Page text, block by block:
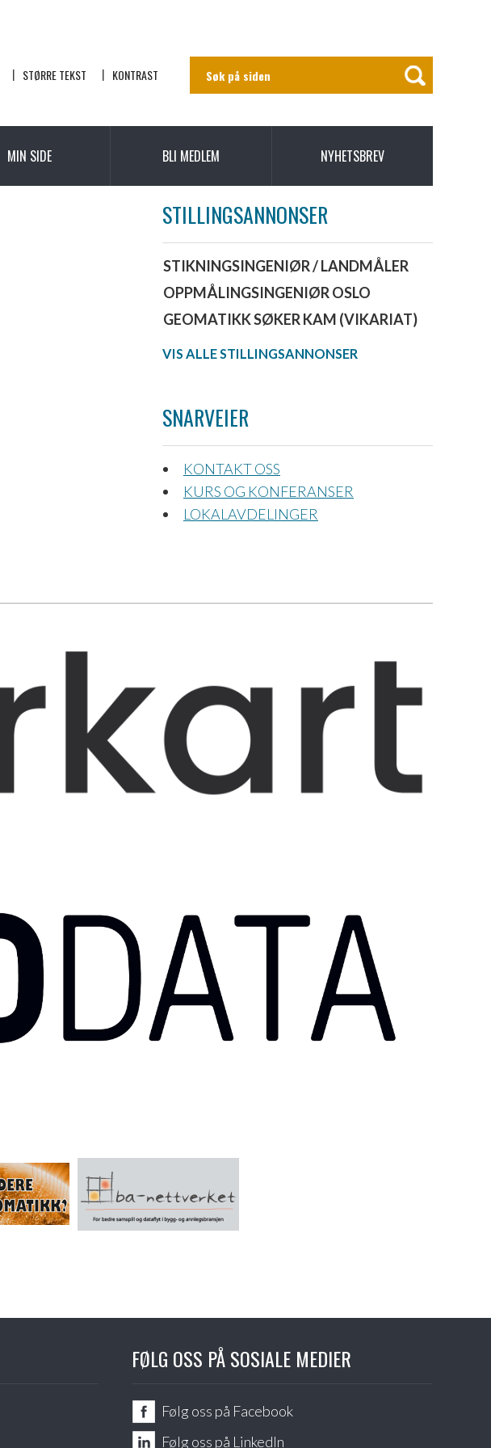
STØRRE TEKST KONTRAST
MIN SIDE BLI MEDLEM NYHETSBREV
STILLINGSANNONSER
STIKNINGSINGENIØR / LANDMÅLER
OPPMÅLINGSINGENIØR OSLO
GEOMATIKK SØKER KAM (VIKARIAT)
VIS ALLE STILLINGSANNONSER
SNARVEIER
KONTAKT OSS
KURS OG KONFERANSER
LOKALAVDELINGER
FØLG OSS PÅ SOSIALE MEDIER
Følg oss på Facebook
Følg oss på LinkedIn